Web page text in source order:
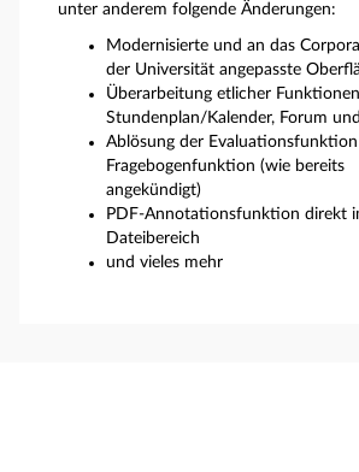
unter anderem folgende Änderungen:
Modernisierte und an das
der Universität angepasste
Überarbeitung etlicher
Stundenplan/Kalender, Forum
Ablösung der
Fragebogenfunktion (wie bereits
angekündigt)
PDF-Annotationsfunktion direkt
Dateibereich
und vieles mehr